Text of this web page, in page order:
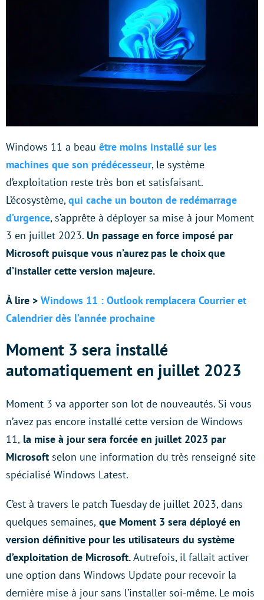
Windows 11 a beau être moins installé sur les
machines que son prédécesseur, le système
d’exploitation reste très bon et satisfaisant.
L’écosystème,qui cache un bouton de redémarrage
d’urgence, s’apprête à déployer sa mise à jour Moment
3 en juillet 2023. Un passage en force imposé par
Microsoft puisque vous n’aurez pas le choix que
d’installer cette version majeure.
À lire > Windows 11 : Outlook remplacera Courrier et
Calendrier dès l’année prochaine
Moment 3 sera installé
automatiquement en juillet 2023
Moment 3 va apporter son lot de nouveautés. Si vous
n’avez pas encore installé cette version de Windows
11, la mise à jour sera forcée en juillet 2023 par
Microsoft selon une information du très renseigné site
spécialisé Windows Latest.
C’est à travers le patch Tuesday de juillet 2023, dans
quelques semaines, que Moment 3 sera déployé en
version définitive pour les utilisateurs du système
d’exploitation de Microsoft.Autrefois, il fallait activer
une option dans Windows Update pour recevoir la
dernière mise à jour sans l’installer soi-même. Le mois